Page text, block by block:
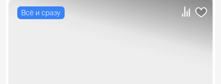
Всё и сразу